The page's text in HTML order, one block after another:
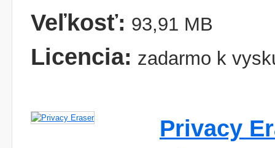
Veľkosť: 93,91 MB
Licencia: zadarmo k
Privacy